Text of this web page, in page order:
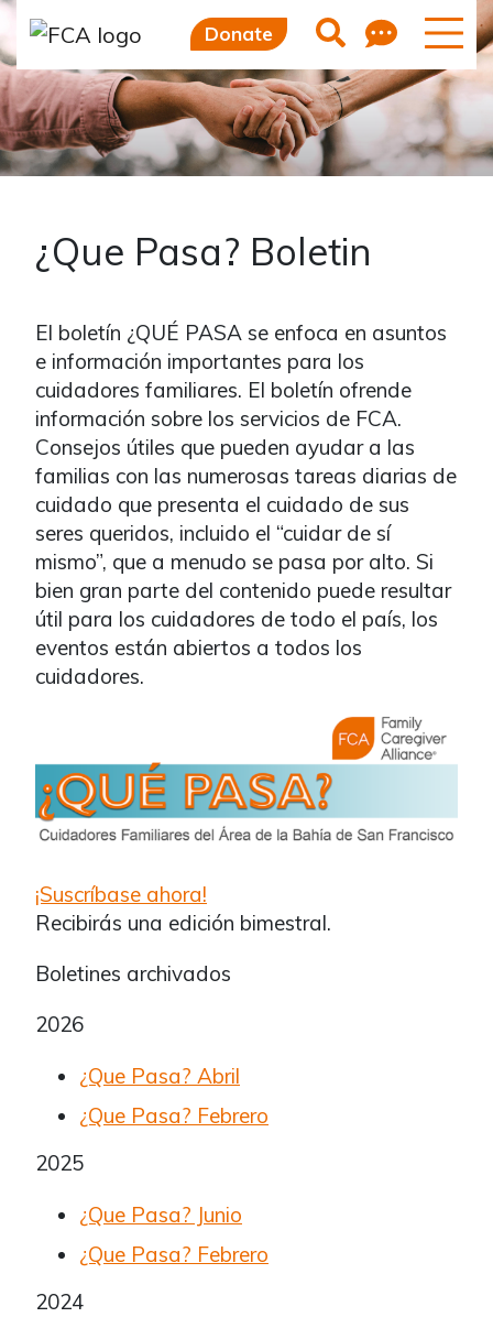
Donate Search
¿Que Pasa? Boletin
El boletín ¿QUÉ PASA se enfoca en asuntos
e información importantes para los
cuidadores familiares. El boletín ofrende
información sobre los servicios de FCA.
Consejos útiles que pueden ayudar a las
familias con las numerosas tareas diarias de
cuidado que presenta el cuidado de sus
seres queridos, incluido el “cuidar de sí
mismo”, que a menudo se pasa por alto. Si
bien gran parte del contenido puede resultar
útil para los cuidadores de todo el país, los
eventos están abiertos a todos los
cuidadores.
¡Suscríbase ahora!
Recibirás una edición bimestral.
Boletines archivados
2026
¿Que Pasa? Abril
¿Que Pasa? Febrero
2025
¿Que Pasa? Junio
¿Que Pasa? Febrero
2024